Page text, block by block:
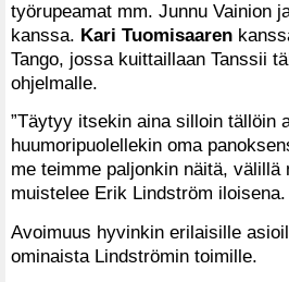
työrupeamat mm. Junnu Vainion
kanssa. Kari Tuomisaaren
Tango, jossa kuittaillaan Tanssii
ohjelmalle.
”Täytyy itsekin aina silloin tällöin
huumoripuolellekin oma
me teimme paljonkin näitä, välillä
muistelee Erik Lindström iloisena.
Avoimuus hyvinkin erilaisille
ominaista Lindströmin toimille.